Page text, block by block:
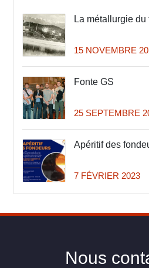
La métallurgie du
15 NOVEMBRE
Fonte GS
25 SEPTEMBRE
Apéritif des
7 FÉVRIER 2023
Nous